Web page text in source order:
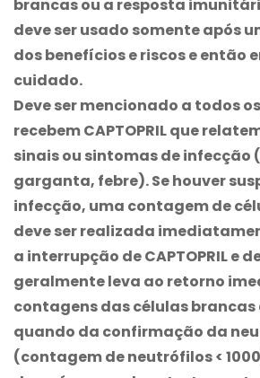
brancas ou a resposta
deve ser usado somente após
dos benefícios e riscos e então
cuidado.
Deve ser mencionado a todos
recebem CAPTOPRIL que
sinais ou sintomas de infecção
garganta, febre). Se houver
infecção, uma contagem de
deve ser realizada
a interrupção de CAPTOPRIL e
geralmente leva ao retorno
contagens das células brancas
quando da confirmação da
(contagem de neutrófilos <